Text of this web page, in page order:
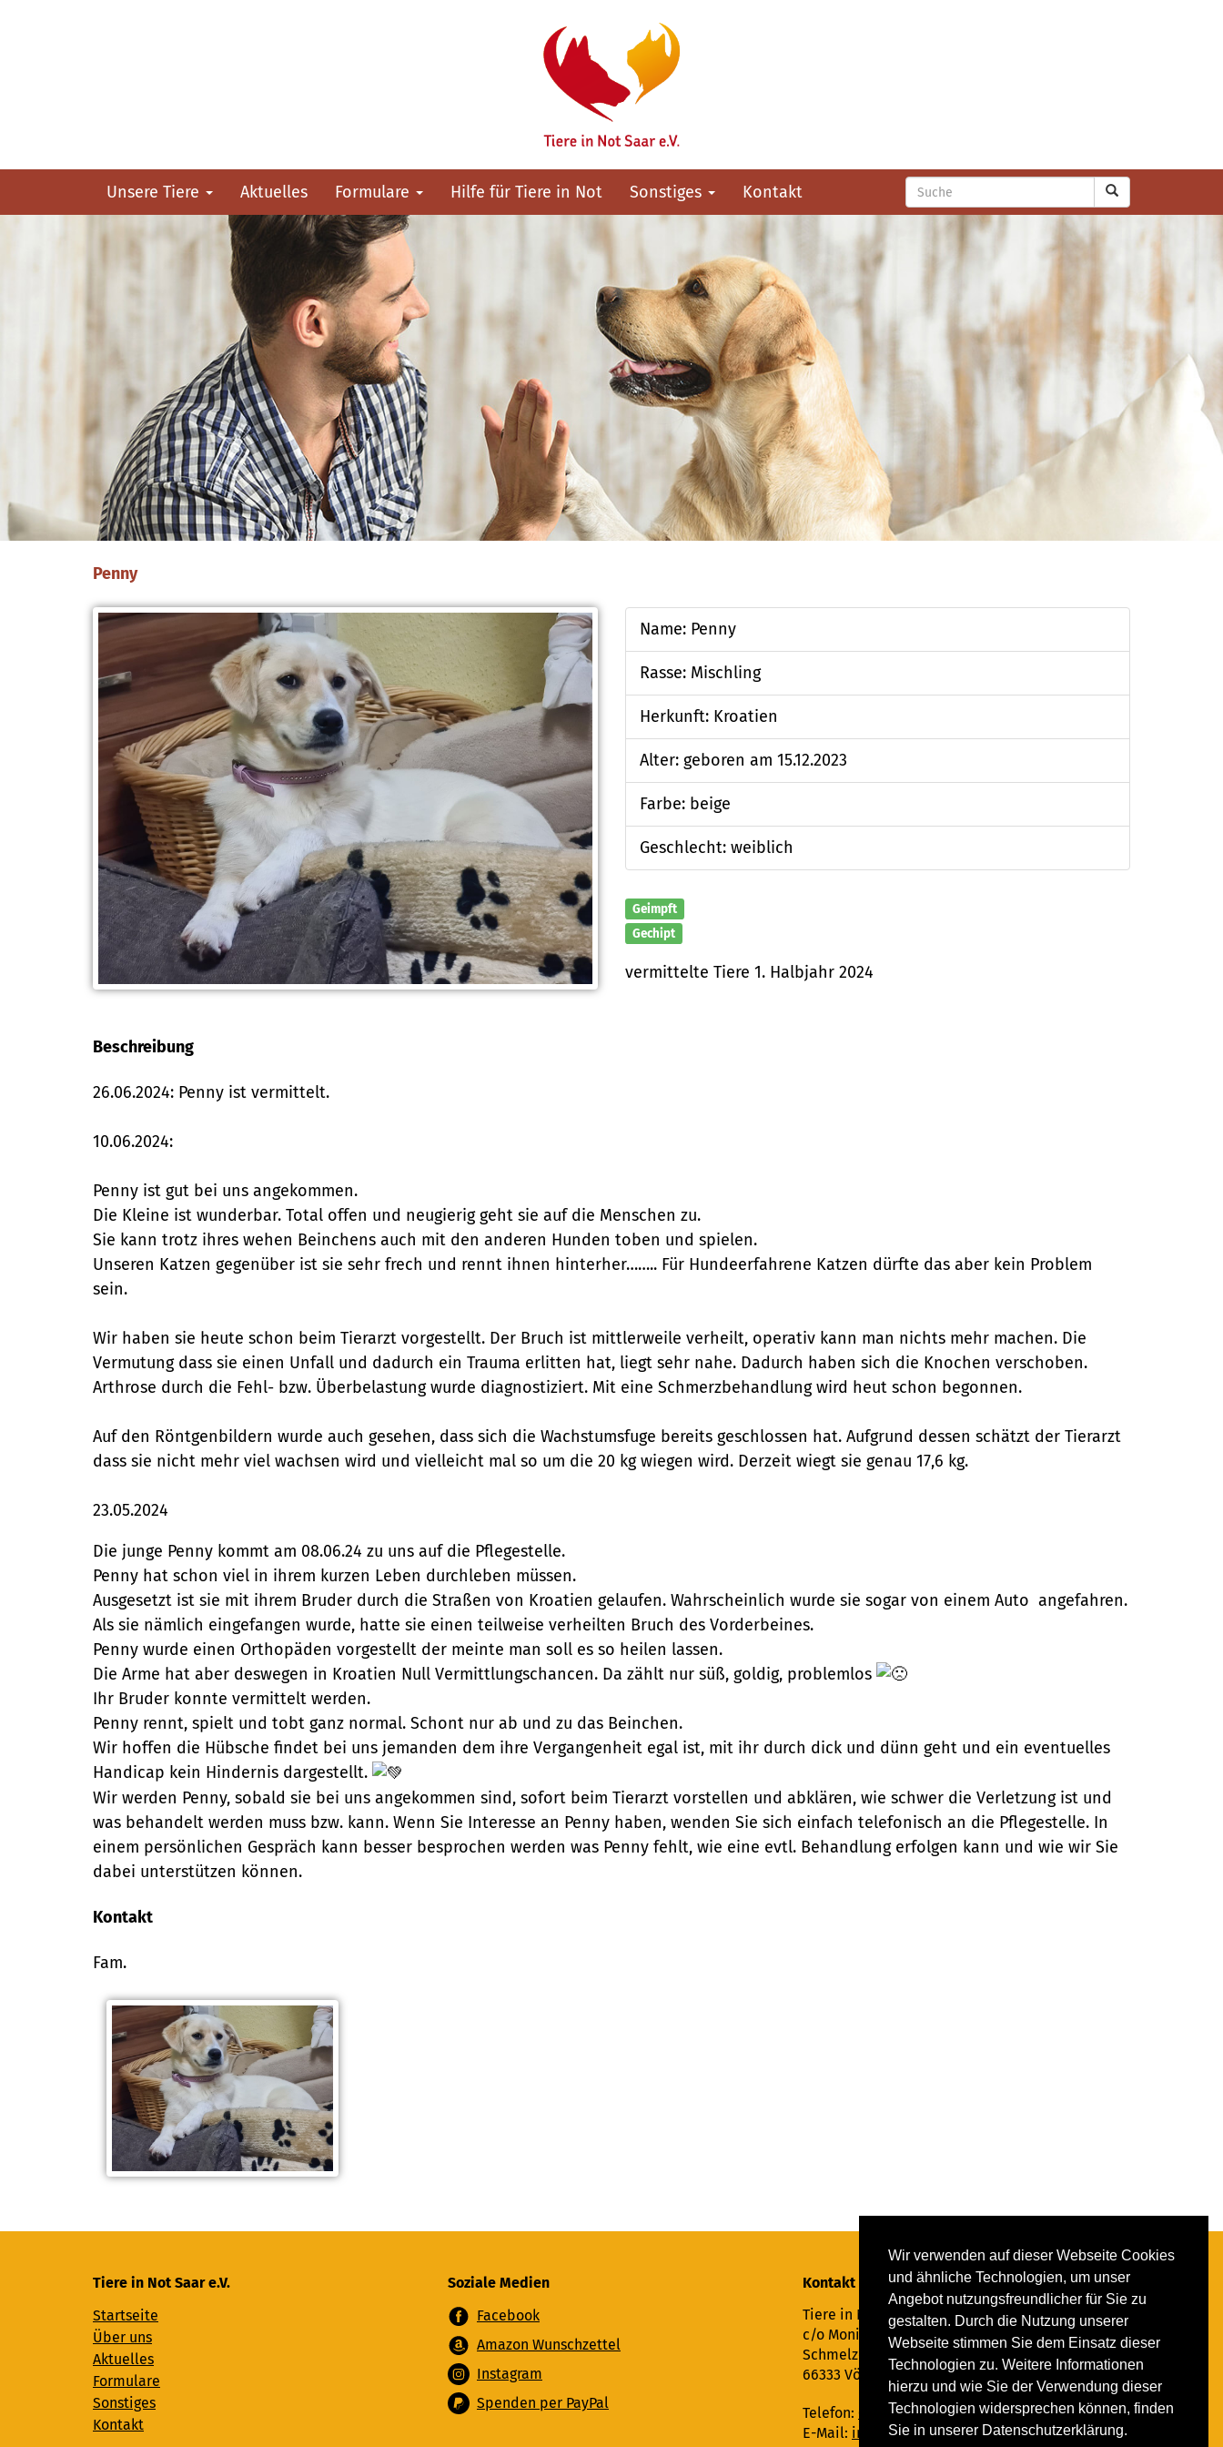
Wir verwenden auf dieser Webseite Cookies
und ähnliche Technologien, um unser
Angebot nutzungsfreundlicher für Sie zu
gestalten. Durch die Nutzung unserer
Webseite stimmen Sie dem Einsatz dieser
Technologien zu. Weitere Informationen
hierzu und wie Sie der Verwendung dieser
Technologien widersprechen können, finden
Sie in unserer Datenschutzerklärung.
Unsere Tiere Aktuelles Formulare Hilfe für Tiere in Not Sonstiges Kontakt
Penny
Name: Penny
Rasse: Mischling
Herkunft: Kroatien
Alter: geboren am 15.12.2023
Farbe: beige
Geschlecht: weiblich
Geimpft
Gechipt
vermittelte Tiere 1. Halbjahr 2024
Beschreibung
26.06.2024: Penny ist vermittelt.
10.06.2024:
Penny ist gut bei uns angekommen.
Die Kleine ist wunderbar. Total offen und neugierig geht sie auf die Menschen zu.
Sie kann trotz ihres wehen Beinchens auch mit den anderen Hunden toben und spielen.
Unseren Katzen gegenüber ist sie sehr frech und rennt ihnen hinterher…….. Für Hundeerfahrene Katzen dürfte das aber kein Problem
sein.
Wir haben sie heute schon beim Tierarzt vorgestellt. Der Bruch ist mittlerweile verheilt, operativ kann man nichts mehr machen. Die
Vermutung dass sie einen Unfall und dadurch ein Trauma erlitten hat, liegt sehr nahe. Dadurch haben sich die Knochen verschoben.
Arthrose durch die Fehl- bzw. Überbelastung wurde diagnostiziert. Mit eine Schmerzbehandlung wird heut schon begonnen.
Auf den Röntgenbildern wurde auch gesehen, dass sich die Wachstumsfuge bereits geschlossen hat. Aufgrund dessen schätzt der Tierarzt
dass sie nicht mehr viel wachsen wird und vielleicht mal so um die 20 kg wiegen wird. Derzeit wiegt sie genau 17,6 kg.
23.05.2024
Die junge Penny kommt am 08.06.24 zu uns auf die Pflegestelle.
Penny hat schon viel in ihrem kurzen Leben durchleben müssen.
Ausgesetzt ist sie mit ihrem Bruder durch die Straßen von Kroatien gelaufen. Wahrscheinlich wurde sie sogar von einem Auto angefahren.
Als sie nämlich eingefangen wurde, hatte sie einen teilweise verheilten Bruch des Vorderbeines.
Penny wurde einen Orthopäden vorgestellt der meinte man soll es so heilen lassen.
Die Arme hat aber deswegen in Kroatien Null Vermittlungschancen. Da zählt nur süß, goldig, problemlos
Ihr Bruder konnte vermittelt werden.
Penny rennt, spielt und tobt ganz normal. Schont nur ab und zu das Beinchen.
Wir hoffen die Hübsche findet bei uns jemanden dem ihre Vergangenheit egal ist, mit ihr durch dick und dünn geht und ein eventuelles
Handicap kein Hindernis dargestellt.
Wir werden Penny, sobald sie bei uns angekommen sind, sofort beim Tierarzt vorstellen und abklären, wie schwer die Verletzung ist und
was behandelt werden muss bzw. kann. Wenn Sie Interesse an Penny haben, wenden Sie sich einfach telefonisch an die Pflegestelle. In
einem persönlichen Gespräch kann besser besprochen werden was Penny fehlt, wie eine evtl. Behandlung erfolgen kann und wie wir Sie
dabei unterstützen können.
Kontakt
Fam.
Tiere in Not Saar e.V.
Startseite
Über uns
Aktuelles
Formulare
Sonstiges
Kontakt
Soziale Medien
Facebook
Amazon Wunschzettel
Instagram
Spenden per PayPal
Kontakt
Tiere in Not Saar e.V.
c/o Monika Ewen
Schmelzer Straße 22
66333 Völklingen
Telefon: 06898 294862
E-Mail: info@tiere-in-not-saar.de